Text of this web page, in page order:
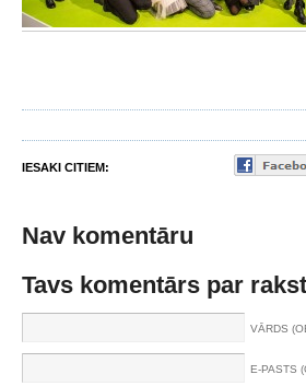
IESAKI CITIEM:
Nav komentāru
Tavs komentārs par
VĀRDS
E-PASTS